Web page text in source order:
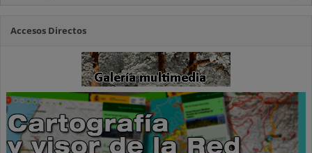
Accesos Directos